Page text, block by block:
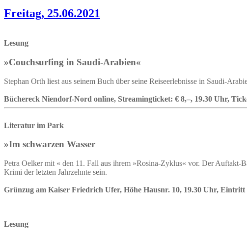
Freitag, 25.06.2021
Lesung
»Couchsurfing in Saudi-Arabien«
Stephan Orth liest aus seinem Buch über seine Reiseerlebnisse in Saudi-
Büchereck Niendorf-Nord online, Streamingticket: € 8,–, 19.30 Uhr,
Literatur im Park
»Im schwarzen Wasser
Petra Oelker mit « den 11. Fall aus ihrem »Rosina-Zyklus« vor. Der Auftakt-
Krimi der letzten Jahrzehnte sein.
Grünzug am Kaiser Friedrich Ufer, Höhe Hausnr. 10, 19.30 Uhr,
Lesung